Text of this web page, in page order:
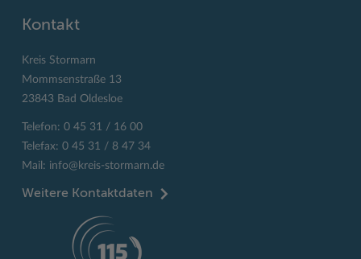
Kontakt
Kreis Stormarn
Mommsenstraße 13
23843 Bad Oldesloe
Telefon: 0 45 31 / 16 00
Telefax: 0 45 31 / 8 47 34
Mail: info@kreis-stormarn.de
Weitere Kontaktdaten